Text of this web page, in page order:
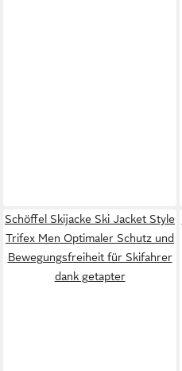
Schöffel Skijacke Ski Jacket Style
Trifex Men Optimaler Schutz und
Bewegungsfreiheit für Skifahrer
dank getapter